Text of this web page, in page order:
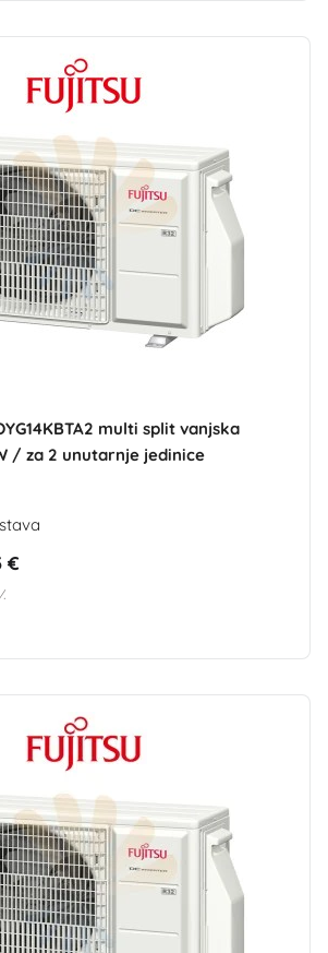
multi split vanjska
/ za 2 unutarnje jedinice
€